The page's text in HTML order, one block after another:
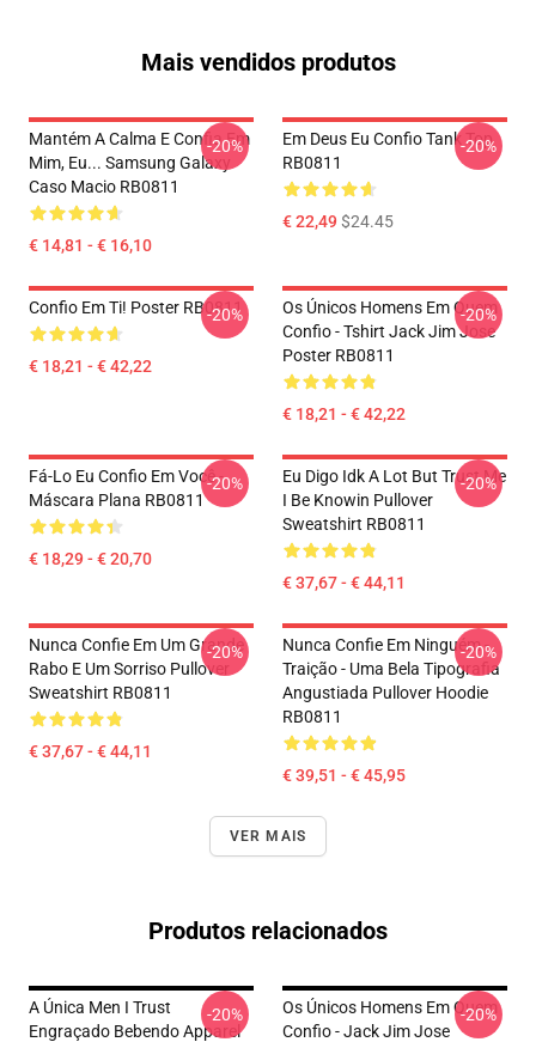
Mais vendidos produtos
Mantém A Calma E Confia Em
Mim, Eu... Samsung Galaxy
Caso Macio RB0811
€ 14,81 - € 16,10
-20%
Em Deus Eu Confio Tank Top
RB0811
€ 22,49$24.45
-20%
Confio Em Ti! Poster RB0811
€ 18,21 - € 42,22
-20%
Os Únicos Homens Em Quem
Confio - Tshirt Jack Jim Jose
Poster RB0811
€ 18,21 - € 42,22
-20%
Fá-Lo Eu Confio Em Você -
Máscara Plana RB0811
€ 18,29 - € 20,70
-20%
Eu Digo Idk A Lot But Trust Me
I Be Knowin Pullover
Sweatshirt RB0811
€ 37,67 - € 44,11
-20%
Nunca Confie Em Um Grande
Rabo E Um Sorriso Pullover
Sweatshirt RB0811
€ 37,67 - € 44,11
-20%
Nunca Confie Em Ninguém -
Traição - Uma Bela Tipografia
Angustiada Pullover Hoodie
RB0811
€ 39,51 - € 45,95
-20%
VER MAIS
Produtos relacionados
A Única Men I Trust
Engraçado Bebendo Apparel
-20%
Os Únicos Homens Em Quem
Confio - Jack Jim Jose
-20%